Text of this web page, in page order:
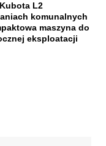
L2
komunalnych
maszyna do
eksploatacji